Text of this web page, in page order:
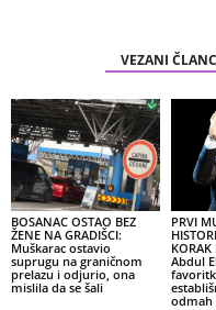
VEZANI
BOSANAC OSTAO BEZ
ŽENE NA GRADIŠCI:
Muškarac ostavio
suprugu na graničnom
prelazu i odjurio, ona
mislila da se šali
PRVI
KORAK
Abdul
odmah